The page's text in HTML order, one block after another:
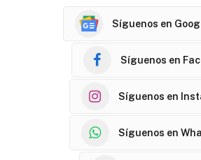
Síguenos en
Síguenos en
Síguenos en
Síguenos en